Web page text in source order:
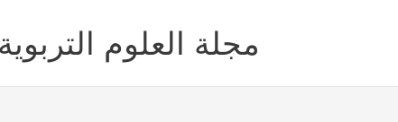
مجلة العلوم